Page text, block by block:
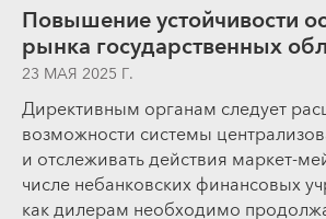
Повышение устойчивости
рынка государственных
23 МАЯ 2025 Г.
Директивным органам следует
возможности системы
и отслеживать действия маркет-
числе небанковских финансовых
как дилерам необходимо